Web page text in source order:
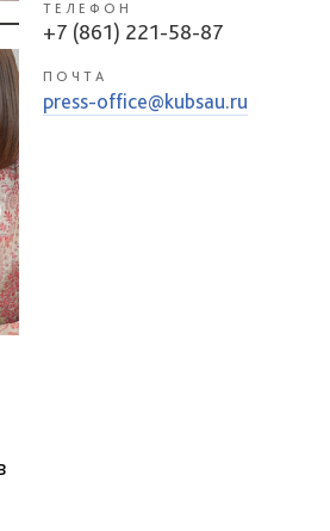
ТЕЛЕФОН
+7 (861) 221-58-87
ПОЧТА
press-office@kubsau.ru